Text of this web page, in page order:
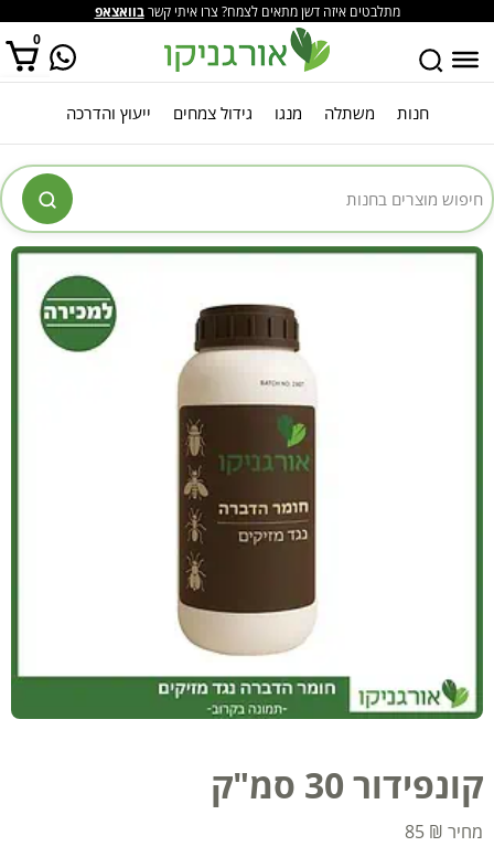
מתלבטים איזה דשן מתאים לצמח? צרו איתי קשרבוואצאפ
0
אין מוצרים בסל הקניות. חנות משתלה מנגו גידול צמחים ייעוץ והדרכה
קונפידור 30 סמ"ק
85 ₪